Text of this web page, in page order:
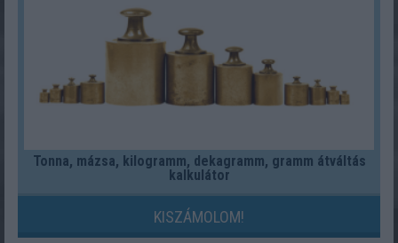
Tonna, mázsa, kilogramm, dekagramm, gramm átváltás
kalkulátor
KISZÁMOLOM!